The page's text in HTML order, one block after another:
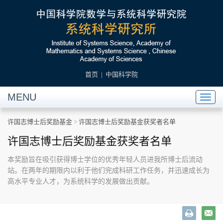
首页 | 中国科学院
MENU
许国志博士后奖励基金 > 许国志博士后奖励基金获奖者名单
许国志博士后奖励基金获奖者名单
本奖励旨在吸引获得博士学位的优秀年轻人员进我所博士后流动
站。在两年的期限内以利于他们完成科研工作任务，并迅速成长为
高水平专业人才，为系统科学的发展做出贡献。